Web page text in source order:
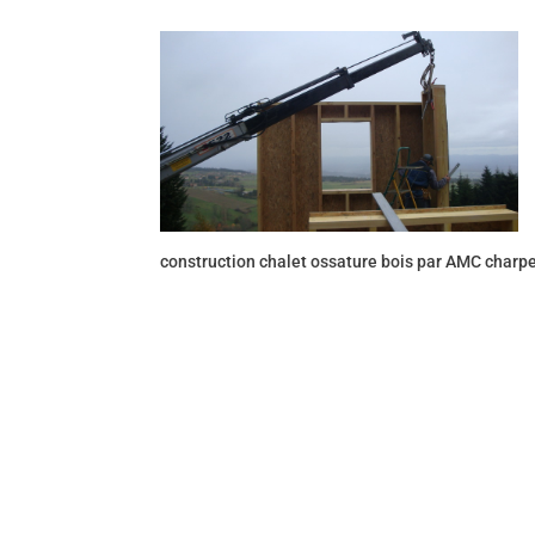
construction chalet ossature bois par AMC